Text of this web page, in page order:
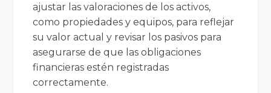
ajustar las valoraciones de los activos,
como propiedades y equipos, para reflejar
su valor actual y revisar los pasivos para
asegurarse de que las obligaciones
financieras estén registradas
correctamente.